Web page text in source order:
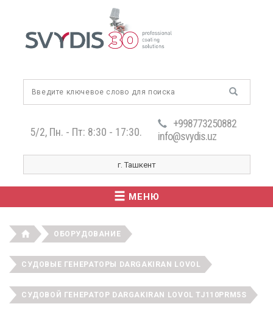
5/2, Пн. - Пт: 8:30 - 17:30.
+998773250882
info@svydis.uz
г. Ташкент
МЕНЮ
ОБОРУДОВАНИЕ
СУДОВЫЕ ГЕНЕРАТОРЫ DARGAKIRAN LOVOL
СУДОВОЙ ГЕНЕРАТОР DARGAKIRAN LOVOL TJ110PRM5S